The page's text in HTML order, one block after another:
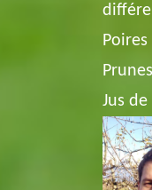
Jus